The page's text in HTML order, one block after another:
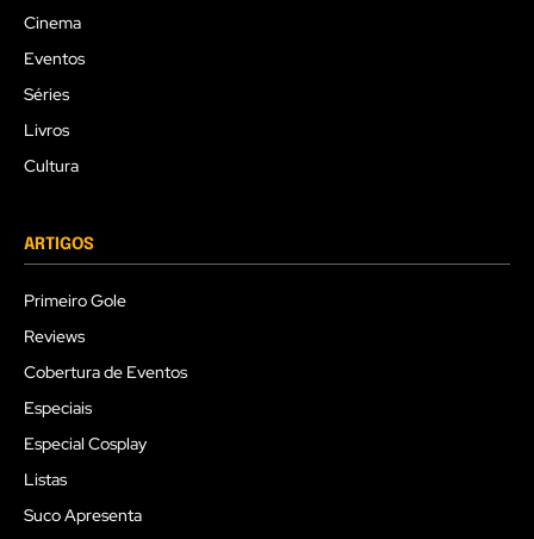
Cinema
Eventos
Séries
Livros
Cultura
ARTIGOS
Primeiro Gole
Reviews
Cobertura de Eventos
Especiais
Especial Cosplay
Listas
Suco Apresenta